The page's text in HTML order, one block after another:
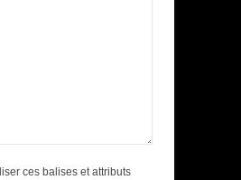
ces balises et attributs